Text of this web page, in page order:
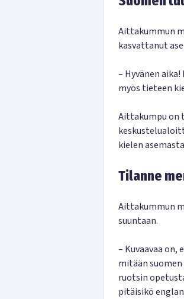
Aittakummun
kasvattanut
– Hyvänen
myös tieteen
Aittakumpu on
kielen
Tilanne
Aittakummun
suuntaan.
– Kuvaavaa on,
mitään suomen
ruotsin
pitäisikö